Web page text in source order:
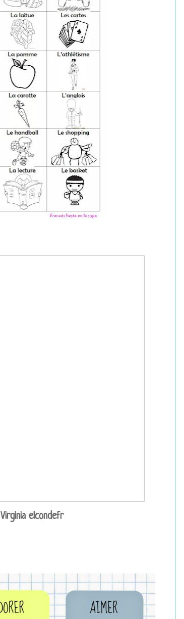
Virginia elcondefr